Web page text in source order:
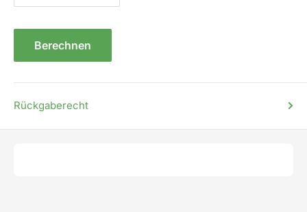
Berechnen
Rückgaberecht